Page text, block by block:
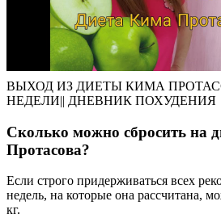
ВЫХОД ИЗ ДИЕТЫ КИМА
НЕДЕЛИ|| ДНЕВНИК ПОХУДЕНИЯ
Сколько можно сбросить на
Протасова?
Если строго придерживаться всех
недель, на которые она рассчитана,
кг.